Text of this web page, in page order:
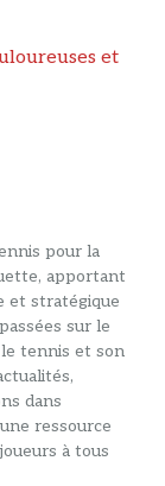
et
pour la
apportant
et stratégique
sur le
le tennis et son
dans
ressource
à tous